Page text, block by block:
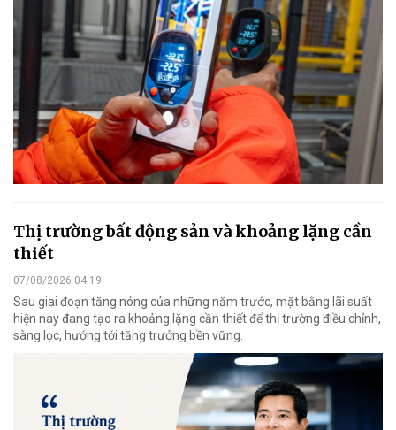
Thị trường bất động sản và khoảng lặng cần
thiết
07/08/2026 04:19
Sau giai đoạn tăng nóng của những năm trước, mặt bằng lãi suất
hiện nay đang tạo ra khoảng lặng cần thiết để thị trường điều chỉnh,
sàng lọc, hướng tới tăng trưởng bền vững.